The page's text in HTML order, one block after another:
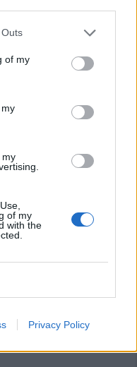
of my
my
of my
with the
Privacy Policy
nero” per
Previsti oltre 25
in viaggio
quadrati di
a Rho sorgerà un
Giunta Orlandi
attuativo